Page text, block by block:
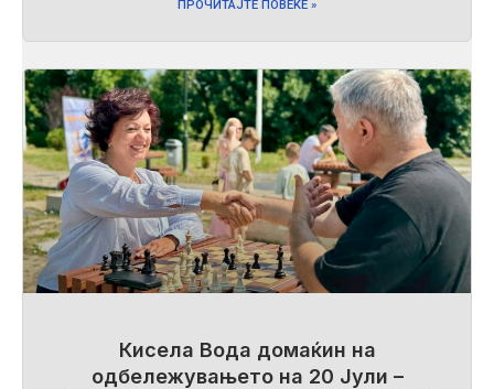
ПРОЧИТАЈТЕ ПОВЕЌЕ »
Кисела Вода домаќин на
одбележувањето на 20 Јули –